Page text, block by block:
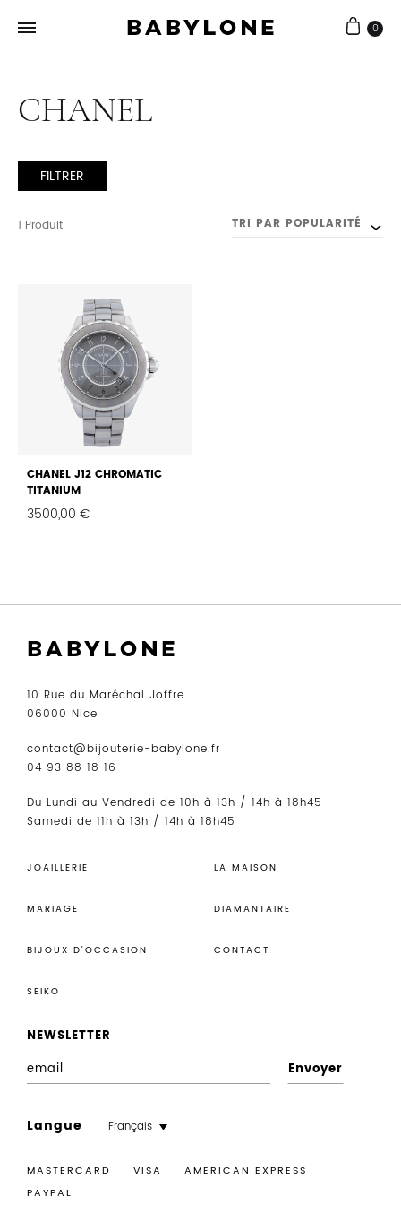
0
CHANEL
FILTRER
1 Produit TRI PAR POPULARITÉ
CHANEL J12 CHROMATIC
TITANIUM
3500,00 €
10 Rue du Maréchal Joffre
06000 Nice
contact@bijouterie-babylone.fr
04 93 88 18 16
Du Lundi au Vendredi de 10h à 13h / 14h à 18h45
Samedi de 11h à 13h / 14h à 18h45
JOAILLERIE
MARIAGE
BIJOUX D’OCCASION
SEIKO
LA MAISON
DIAMANTAIRE
CONTACT
NEWSLETTER
n
Langue Français
MASTERCARD VISA AMERICAN EXPRESS
PAYPAL